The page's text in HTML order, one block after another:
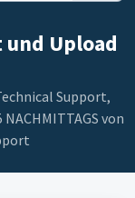
Upload
Support,
von